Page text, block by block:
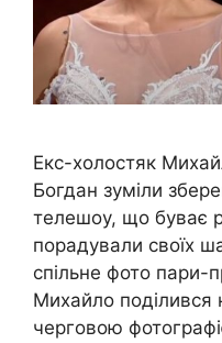
Екс-холостяк
Богдан зуміли
телешоу, що буває
порадували своїх
спільне фото пари-
Михайло поділився
черговою